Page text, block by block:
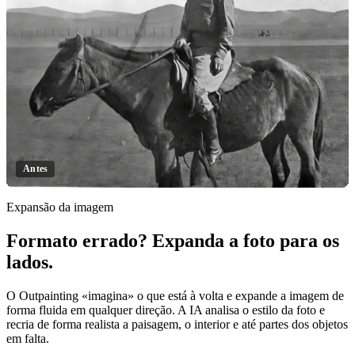
Clique para revelar
Antes
Expansão da imagem
Formato errado? Expanda a foto para os
lados.
O Outpainting «imagina» o que está à volta e expande a imagem de
forma fluida em qualquer direção. A IA analisa o estilo da foto e
recria de forma realista a paisagem, o interior e até partes dos objetos
em falta.